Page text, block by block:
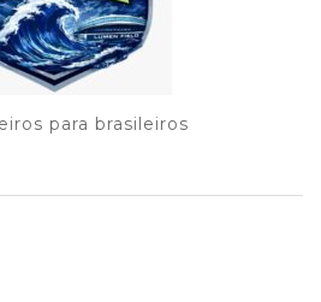
para brasileiros